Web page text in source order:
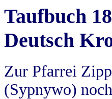
Taufbuch
Deutsch
Zur Pfarrei
(Sypnywo)